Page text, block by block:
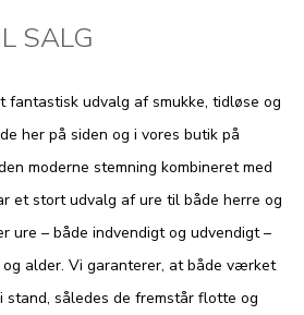
SALG
fantastisk udvalg af smukke, tidløse og
her på siden og i vores butik på
moderne stemning kombineret med
et stort udvalg af ure til både herre og
ure – både indvendigt og udvendigt –
alder. Vi garanterer, at både værket
stand, således de fremstår flotte og